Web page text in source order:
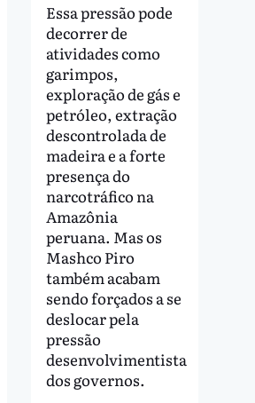
Essa pressão pode
decorrer de
atividades como
garimpos,
exploração de gás e
petróleo, extração
descontrolada de
madeira e a forte
presença do
narcotráfico na
Amazônia
peruana. Mas os
Mashco Piro
também acabam
sendo forçados a se
deslocar pela
pressão
desenvolvimentista
dos governos.